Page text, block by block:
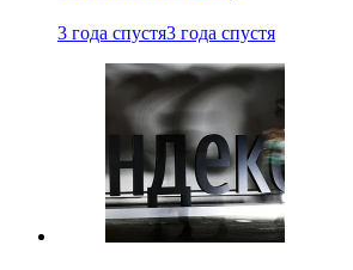
3 года спустя3 года спустя